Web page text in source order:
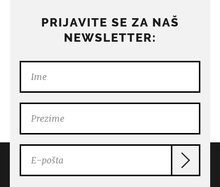
PRIJAVITE SE ZA NAŠ
NEWSLETTER: